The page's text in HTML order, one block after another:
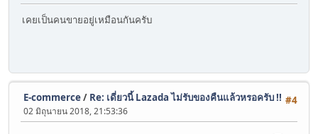
เคยเป็นคนขายอยู่เหมือนกันครับ
#4
E-commerce/ Re: เดี่ยวนี้ Lazada ไม่รับของคืนแล้วหรอครับ !!
02 มิถุนายน 2018, 21:53:36